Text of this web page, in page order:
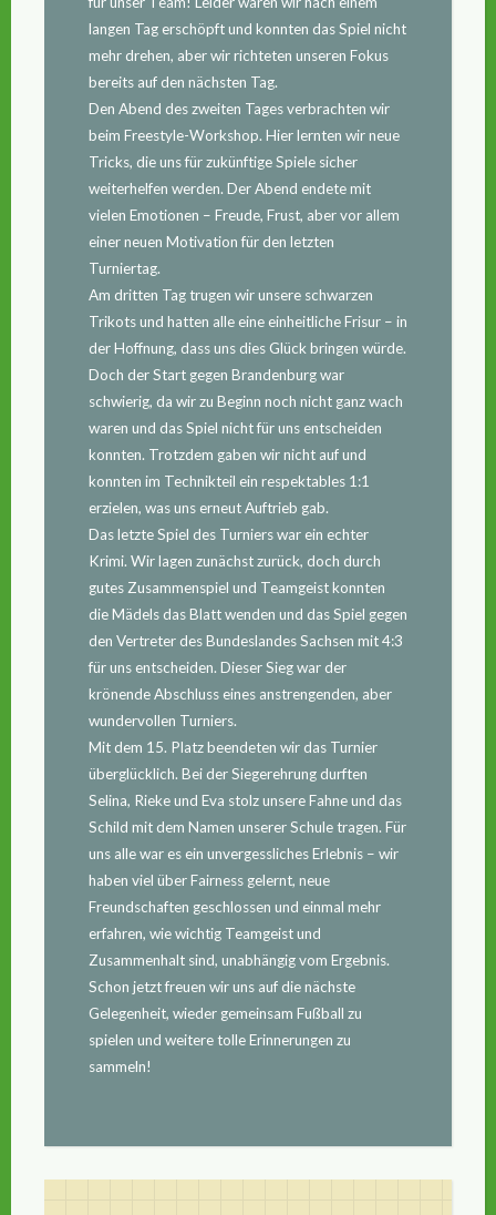
langen Tag erschöpft und konnten das Spiel nicht
mehr drehen, aber wir richteten unseren Fokus
bereits auf den nächsten Tag.
Den Abend des zweiten Tages verbrachten wir
beim Freestyle-Workshop. Hier lernten wir neue
Tricks, die uns für zukünftige Spiele sicher
weiterhelfen werden. Der Abend endete mit
vielen Emotionen – Freude, Frust, aber vor allem
einer neuen Motivation für den letzten
Turniertag.
Am dritten Tag trugen wir unsere schwarzen
Trikots und hatten alle eine einheitliche Frisur – in
der Hoffnung, dass uns dies Glück bringen würde.
Doch der Start gegen Brandenburg war
schwierig, da wir zu Beginn noch nicht ganz wach
waren und das Spiel nicht für uns entscheiden
konnten. Trotzdem gaben wir nicht auf und
konnten im Technikteil ein respektables 1:1
erzielen, was uns erneut Auftrieb gab.
Das letzte Spiel des Turniers war ein echter
Krimi. Wir lagen zunächst zurück, doch durch
gutes Zusammenspiel und Teamgeist konnten
die Mädels das Blatt wenden und das Spiel gegen
den Vertreter des Bundeslandes Sachsen mit 4:3
für uns entscheiden. Dieser Sieg war der
krönende Abschluss eines anstrengenden, aber
wundervollen Turniers.
Mit dem 15. Platz beendeten wir das Turnier
überglücklich. Bei der Siegerehrung durften
Selina, Rieke und Eva stolz unsere Fahne und das
Schild mit dem Namen unserer Schule tragen. Für
uns alle war es ein unvergessliches Erlebnis – wir
haben viel über Fairness gelernt, neue
Freundschaften geschlossen und einmal mehr
erfahren, wie wichtig Teamgeist und
Zusammenhalt sind, unabhängig vom Ergebnis.
Schon jetzt freuen wir uns auf die nächste
Gelegenheit, wieder gemeinsam Fußball zu
spielen und weitere tolle Erinnerungen zu
sammeln!